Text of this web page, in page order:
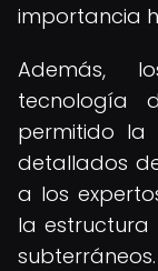
importancia
Además,
tecnología
permitido la
detallados
a los
la estructura
subterráneos.